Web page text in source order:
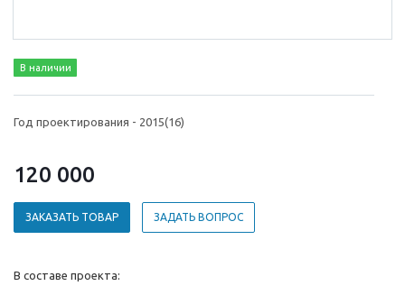
В наличии
Год проектирования - 2015(16)
120 000
ЗАКАЗАТЬ ТОВАР ЗАДАТЬ ВОПРОС
В составе проекта: